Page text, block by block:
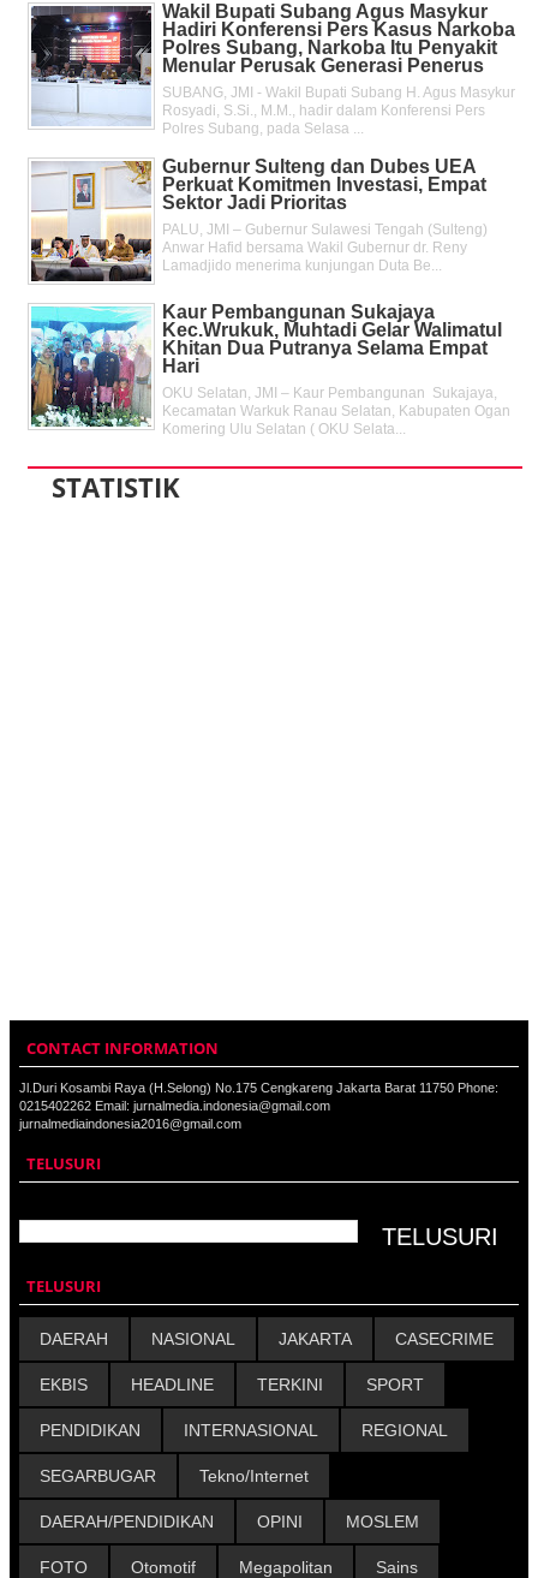
Wakil Bupati Subang Agus Masykur
Hadiri Konferensi Pers Kasus Narkoba
Polres Subang, Narkoba Itu Penyakit
Menular Perusak Generasi Penerus
SUBANG, JMI - Wakil Bupati Subang H. Agus Masykur
Rosyadi, S.Si., M.M., hadir dalam Konferensi Pers
Polres Subang, pada Selasa ...
Gubernur Sulteng dan Dubes UEA
Perkuat Komitmen Investasi, Empat
Sektor Jadi Prioritas
PALU, JMI – Gubernur Sulawesi Tengah (Sulteng)
Anwar Hafid bersama Wakil Gubernur dr. Reny
Lamadjido menerima kunjungan Duta Be...
Kaur Pembangunan Sukajaya
Kec.Wrukuk, Muhtadi Gelar Walimatul
Khitan Dua Putranya Selama Empat
Hari
OKU Selatan, JMI – Kaur Pembangunan Sukajaya,
Kecamatan Warkuk Ranau Selatan, Kabupaten Ogan
Komering Ulu Selatan ( OKU Selata...
STATISTIK
CONTACT INFORMATION
Jl.Duri Kosambi Raya (H.Selong) No.175 Cengkareng Jakarta Barat 11750 Phone:
0215402262 Email: jurnalmedia.indonesia@gmail.com
jurnalmediaindonesia2016@gmail.com
TELUSURI
TELUSURI
DAERAH NASIONAL JAKARTA CASECRIME
EKBIS HEADLINE TERKINI SPORT
PENDIDIKAN INTERNASIONAL REGIONAL
SEGARBUGAR Tekno/Internet
DAERAH/PENDIDIKAN OPINI MOSLEM
FOTO Otomotif Megapolitan Sains